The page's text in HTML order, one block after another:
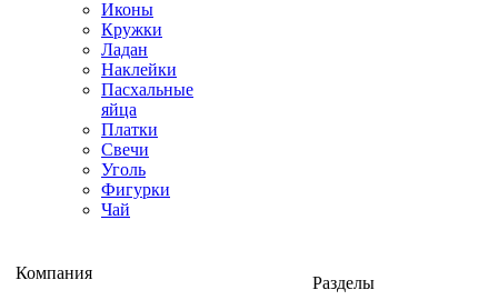
Иконы
Кружки
Ладан
Наклейки
Пасхальные
яйца
Платки
Свечи
Уголь
Фигурки
Чай
Компания
Разделы